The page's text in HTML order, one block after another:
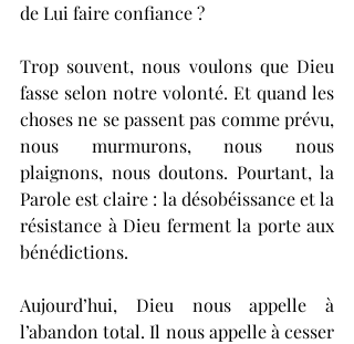
de Lui faire confiance ?
Trop souvent, nous voulons que Dieu
fasse selon notre volonté. Et quand les
choses ne se passent pas comme prévu,
nous murmurons, nous nous
plaignons, nous doutons. Pourtant, la
Parole est claire : la désobéissance et la
résistance à Dieu ferment la porte aux
bénédictions.
Aujourd’hui, Dieu nous appelle à
l’abandon total. Il nous appelle à cesser